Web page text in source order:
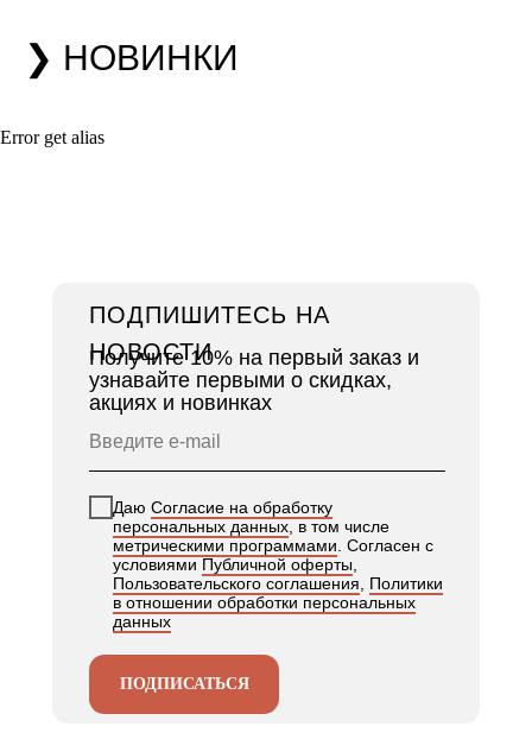
❯ НОВИНКИ
Error get alias
ПОДПИШИТЕСЬ НА
НОВОСТИ
Получите 10% на первый заказ и
узнавайте первыми о скидках,
акциях и новинках
Даю Согласие на обработку
персональных данных, в том числе
метрическими программами . Согласен с
условиямиПубличной оферты
Пользовательского соглашения
Политики
в отношении обработки персональных
данных
ПОДПИСАТЬСЯ